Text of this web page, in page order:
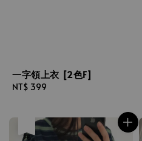
一字領上衣 [2色F]
Regular
NT$ 399